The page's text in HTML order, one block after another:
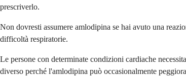
prescriverlo.
Non dovresti assumere amlodipina se hai avuto una
difficoltà respiratorie.
Le persone con determinate condizioni cardiache
diverso perché l'amlodipina può occasionalmente